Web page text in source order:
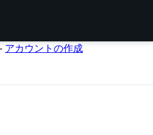
アカウントの作成